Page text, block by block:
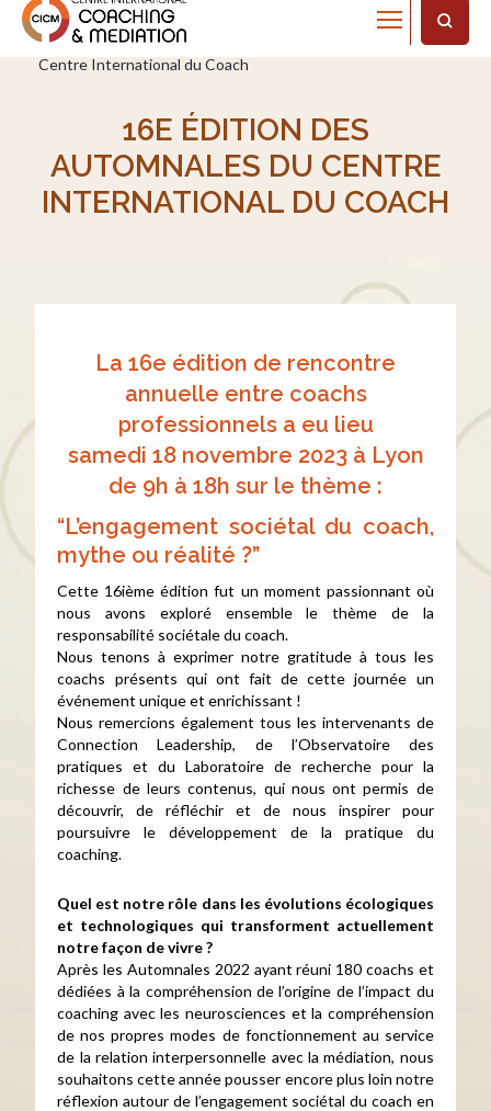
Home Actualités
Centre International du Coach
16E ÉDITION DES
AUTOMNALES DU CENTRE
INTERNATIONAL DU COACH
La 16e édition de rencontre
annuelle entre coachs
professionnels a eu lieu
samedi 18 novembre 2023 à Lyon
de 9h à 18h sur le thème :
“L’engagement sociétal du coach,
mythe ou réalité ?”
Cette 16ième édition fut un moment passionnant où
nous avons exploré ensemble le thème de la
responsabilité sociétale du coach.
Nous tenons à exprimer notre gratitude à tous les
coachs présents qui ont fait de cette journée un
événement unique et enrichissant !
Nous remercions également tous les intervenants de
Connection Leadership, de l’Observatoire des
pratiques et du Laboratoire de recherche pour la
richesse de leurs contenus, qui nous ont permis de
découvrir, de réfléchir et de nous inspirer pour
poursuivre le développement de la pratique du
coaching.
Quel est notre rôle dans les évolutions écologiques
et technologiques qui transforment actuellement
notre façon de vivre ?
Après les Automnales 2022 ayant réuni 180 coachs et
dédiées à la compréhension de l’origine de l’impact du
coaching avec les neurosciences et la compréhension
de nos propres modes de fonctionnement au service
de la relation interpersonnelle avec la médiation, nous
souhaitons cette année pousser encore plus loin notre
réflexion autour de l’engagement sociétal du coach en